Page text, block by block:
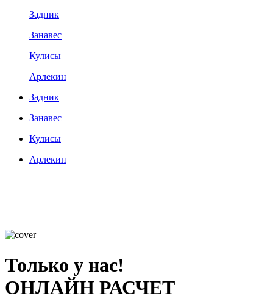
Задник
Занавес
Кулисы
Арлекин
Задник
Занавес
Кулисы
Арлекин
Только у нас!
ОНЛАЙН РАСЧЕТ